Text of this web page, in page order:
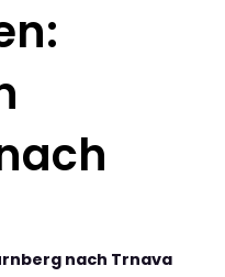
nach Trnava